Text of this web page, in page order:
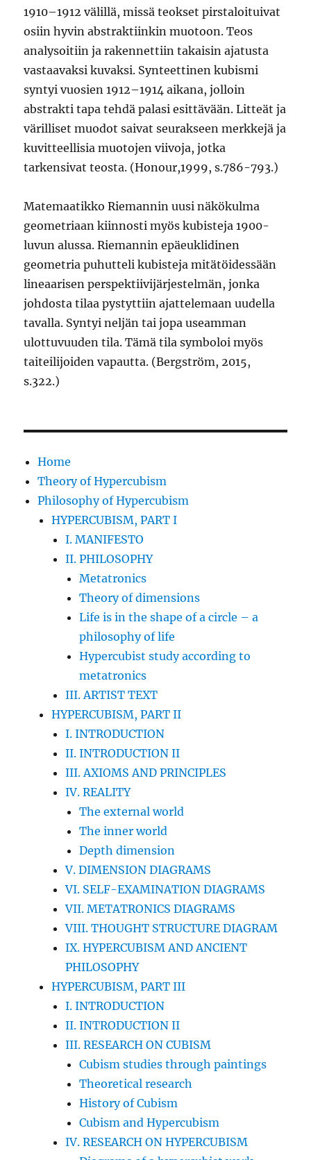
1910–1912 välillä, missä teokset pirstaloituivat
osiin hyvin abstraktiinkin muotoon. Teos
analysoitiin ja rakennettiin takaisin ajatusta
vastaavaksi kuvaksi. Synteettinen kubismi
syntyi vuosien 1912–1914 aikana, jolloin
abstrakti tapa tehdä palasi esittävään. Litteät ja
värilliset muodot saivat seurakseen merkkejä ja
kuvitteellisia muotojen viivoja, jotka
tarkensivat teosta. (Honour,1999, s.786-793.)
Matemaatikko Riemannin uusi näkökulma
geometriaan kiinnosti myös kubisteja 1900-
luvun alussa. Riemannin epäeuklidinen
geometria puhutteli kubisteja mitätöidessään
lineaarisen perspektiivijärjestelmän, jonka
johdosta tilaa pystyttiin ajattelemaan uudella
tavalla. Syntyi neljän tai jopa useamman
ulottuvuuden tila. Tämä tila symboloi myös
taiteilijoiden vapautta. (Bergström, 2015,
s.322.)
Home
Theory of Hypercubism
Philosophy of Hypercubism
HYPERCUBISM, PART I
I. MANIFESTO
II. PHILOSOPHY
Metatronics
Theory of dimensions
Life is in the shape of a circle – a
philosophy of life
Hypercubist study according to
metatronics
III. ARTIST TEXT
HYPERCUBISM, PART II
I. INTRODUCTION
II. INTRODUCTION II
III. AXIOMS AND PRINCIPLES
IV. REALITY
The external world
The inner world
Depth dimension
V. DIMENSION DIAGRAMS
VI. SELF-EXAMINATION DIAGRAMS
VII. METATRONICS DIAGRAMS
VIII. THOUGHT STRUCTURE DIAGRAM
IX. HYPERCUBISM AND ANCIENT
PHILOSOPHY
HYPERCUBISM, PART III
I. INTRODUCTION
II. INTRODUCTION II
III. RESEARCH ON CUBISM
Cubism studies through paintings
Theoretical research
History of Cubism
Cubism and Hypercubism
IV. RESEARCH ON HYPERCUBISM